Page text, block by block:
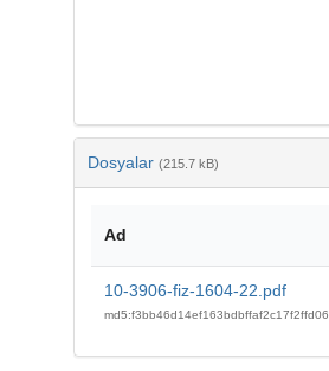
Dosyalar (215.7 kB)
Ad
10-3906-fiz-1604-22.pdf
md5:f3bb46d14ef163bdbffaf2c17f2ffd06